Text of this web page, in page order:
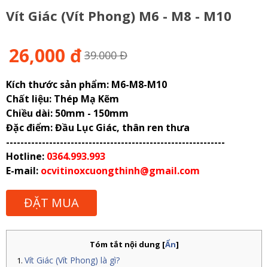
Vít Giác (Vít Phong) M6 - M8 - M10
26,000 đ 39.000 Đ
Kích thước sản phẩm: M6-M8-M10
Chất liệu: Thép Mạ Kẽm
Chiều dài: 50mm - 150mm
Đặc điểm: Đầu Lục Giác, thân ren thưa
-------------------------------------------------------------
Hotline: 0364.993.993
E-mail: ocvitinoxcuongthinh@gmail.com
ĐẶT MUA
Tóm tắt nội dung [Ẩn]
Vít Giác (Vít Phong) là gì?